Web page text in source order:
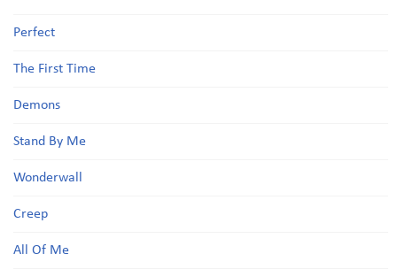
Perfect
The First Time
Demons
Stand By Me
Wonderwall
Creep
All Of Me